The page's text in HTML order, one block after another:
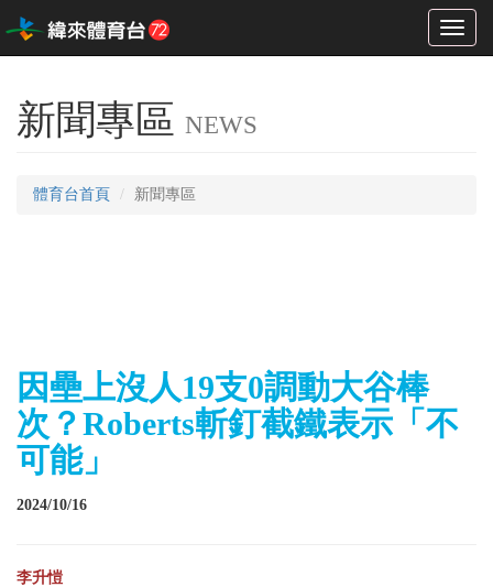
Toggle
新聞專區 NEWS
體育台首頁 新聞專區
因壘上沒人19支0調動大谷棒
次？Roberts斬釘截鐵表示「不
可能」
2024/10/16
李升愷